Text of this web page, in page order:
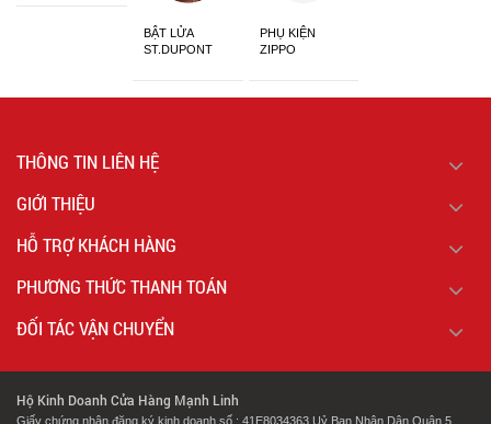
BẬT LỬA
ST.DUPONT
PHỤ KIỆN
ZIPPO
THÔNG TIN LIÊN HỆ
GIỚI THIỆU
HỖ TRỢ KHÁCH HÀNG
PHƯƠNG THỨC THANH TOÁN
ĐỐI TÁC VẬN CHUYỂN
Hộ Kinh Doanh Cửa Hàng Mạnh Linh
Giấy chứng nhận đăng ký kinh doanh số : 41E8034363 Uỷ Ban Nhân Dân Quận 5